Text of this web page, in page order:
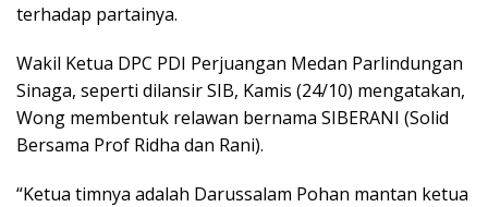
terhadap partainya.
Wakil Ketua DPC PDI Perjuangan Medan Parlindungan
Sinaga, seperti dilansir SIB, Kamis (24/10) mengatakan,
Wong membentuk relawan bernama SIBERANI (Solid
Bersama Prof Ridha dan Rani).
“Ketua timnya adalah Darussalam Pohan mantan ketua